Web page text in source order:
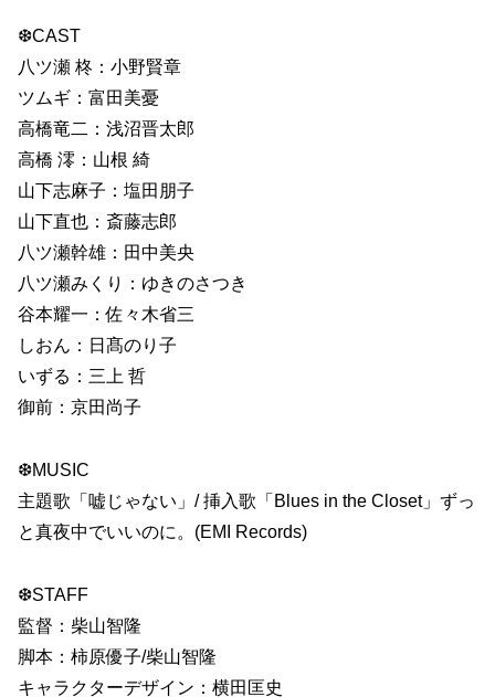
❆CAST
八ツ瀬 柊：小野賢章
ツムギ：富田美憂
高橋竜二：浅沼晋太郎
高橋 澪：山根 綺
山下志麻子：塩田朋子
山下直也：斎藤志郎
八ツ瀬幹雄：田中美央
八ツ瀬みくり：ゆきのさつき
谷本耀一：佐々木省三
しおん：日髙のり子
いずる：三上 哲
御前：京田尚子
❆MUSIC
主題歌「嘘じゃない」/ 挿入歌「Blues in the Closet」ずっ
と真夜中でいいのに。(EMI Records)
❆STAFF
監督：柴山智隆
脚本：柿原優子/柴山智隆
キャラクターデザイン：横田匡史